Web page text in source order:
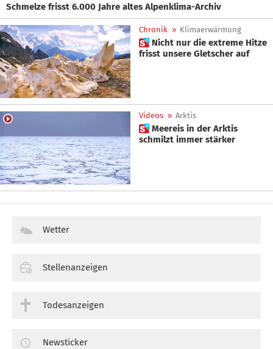
Schmelze frisst 6.000 Jahre altes Alpenklima-Archiv
Chronik » Klimaerwärmung
 Nicht nur die extreme Hitze
frisst unsere Gletscher auf
Videos » Arktis
 Meereis in der Arktis
schmilzt immer stärker
Wetter
Stellenanzeigen
Todesanzeigen
Newsticker